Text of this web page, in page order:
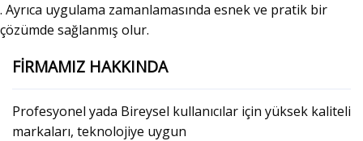
. Ayrıca uygulama zamanlamasında esnek ve pratik bir
çözümde sağlanmış olur.
FİRMAMIZ HAKKINDA
Profesyonel yada Bireysel kullanıcılar için yüksek kaliteli
markaları, teknolojiye uygun